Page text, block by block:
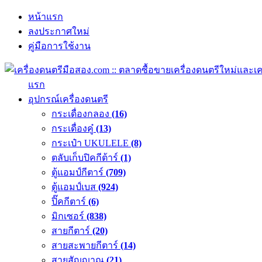
หน้าแรก
ลงประกาศใหม่
คู่มือการใช้งาน
แรก
อุปกรณ์เครื่องดนตรี
กระเดื่องกลอง (16)
กระเดื่องคู๋ (13)
กระเป๋า UKULELE (8)
ตลับเก็บปิคกีต้าร์ (1)
ตู้แอมป์กีตาร์ (709)
ตู้แอมป์เบส (924)
ปิ๊คกีตาร์ (6)
มิกเซอร์ (838)
สายกีตาร์ (20)
สายสะพายกีตาร์ (14)
สายสัญญาณ (21)